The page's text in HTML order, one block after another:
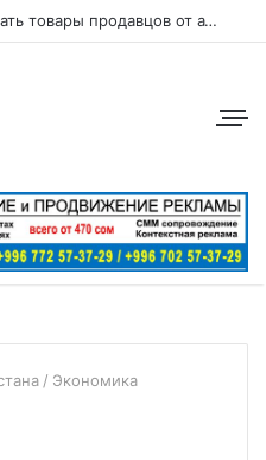
Wildberries начала страховать товары продавцов от атак беспилотников
/ Экономика